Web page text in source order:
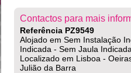
Contactos para mais
Referência PZ9549
Alojado em Sem Instalação
Indicada - Sem Jaula Indicada
Localizado em Lisboa -
Julião da Barra